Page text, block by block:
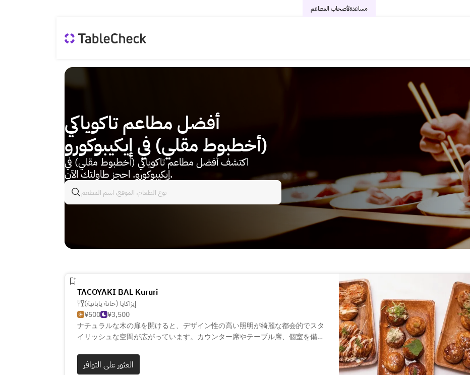
لأصحاب المطاعممساعدة
أفضل مطاعم تاكوياكي
(أخطبوط مقلي) في إيكيبوكورو
اكتشف أفضل مطاعم تاكوياكي (أخطبوط مقلي) في
إيكيبوكورو. احجز طاولتك الآن.
TACOYAKI BAL Kururi
إيزاكايا (حانة يابانية)
¥500
¥3,500
ナチュラルな木の扉を開けると、デザイン性の高い照明が綺麗な都会的でスタ
イリッシュな空間が広がっています。カウンター席やテーブル席、個室を備え
ご用意しております。
العثور على التوافر